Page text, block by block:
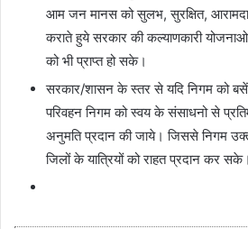
आम जन मानस को सुलभ, सुरक्षित,
कराते हुये सरकार की कल्याणकारी
को भी प्राप्त हो सके।
सरकार/शासन के स्तर से यदि निगम को बसें
परिवहन निगम को स्वय के संसाधनो से
अनुमति प्रदान की जाये। जिससे निगम
जिलों के यात्रियों को राहत प्रदान कर सके।